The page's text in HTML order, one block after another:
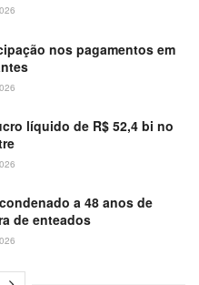
nos pagamentos em
líquido de R$ 52,4 bi no
a 48 anos de
de enteados